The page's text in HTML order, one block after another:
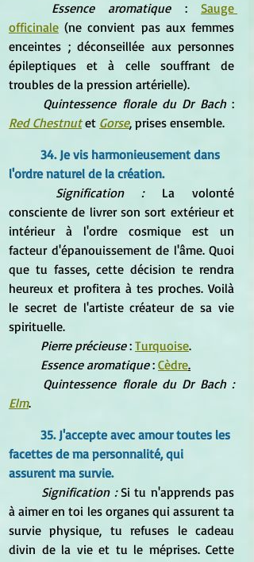
Essence aromatique : Sauge
officinale (ne convient pas aux femmes
enceintes ; déconseillée aux personnes
épileptiques et à celle souffrant de
troubles de la pression artérielle).
Quintessence florale du Dr Bach
Red Chestnut et Gorse, prises ensemble.
34. Je vis harmonieusement dans
l'ordre naturel de la création.
Signification : La volonté
consciente de livrer son sort extérieur et
intérieur à l'ordre cosmique est un
facteur d'épanouissement de l'âme. Quoi
que tu fasses, cette décision te rendra
heureux et profitera à tes proches. Voilà
le secret de l'artiste créateur de sa vie
spirituelle.
Pierre précieuse : Turquoise.
Essence aromatique : Cèdre.
Quintessence florale du Dr Bach :
Elm.
35. J'accepte avec amour toutes les
facettes de ma personnalité, qui
assurent ma survie.
Signification : Si tu n'apprends pas
à aimer en toi les organes qui assurent ta
survie physique, tu refuses le cadeau
divin de la vie et tu le méprises. Cette